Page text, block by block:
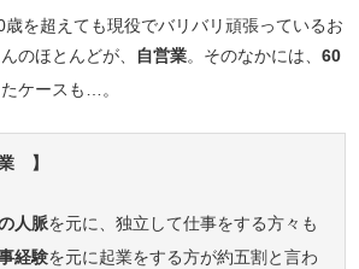
を超えても現役でバリバリ頑張っているお
のほとんどが、
自営業。そのなかには、60
たケースも…。
】
人脈を元に、独立して仕事をする方々も
経験を元に起業をする方が約五割と言わ